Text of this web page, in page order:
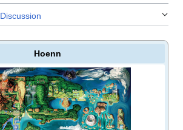
Discussion
Hoenn